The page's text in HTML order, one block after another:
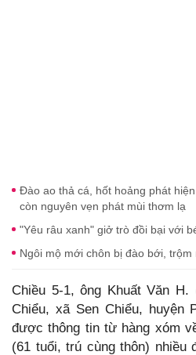
Đào ao thả cá, hốt hoảng phát
còn nguyên vẹn phát mùi thơm lạ
"Yêu râu xanh" giở trò đồi bại với
Ngôi mộ mới chôn bị đào bới, trộm
Chiều 5-1, ông Khuất Văn
Chiểu, xã Sen Chiểu, huyện
được thông tin từ hàng xóm
(61 tuổi, trú cùng thôn) nhiều